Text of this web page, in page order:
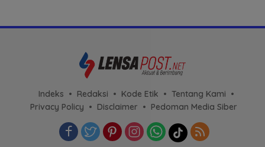
Indeks Redaksi Kode Etik
Tentang Kami
Privacy Policy
Disclaimer Pedoman Media Siber